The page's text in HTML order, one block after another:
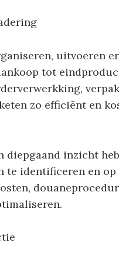
uitvoeren
tot
zo efficiënt en
inzicht
identificeren en op